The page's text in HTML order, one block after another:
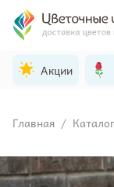
Акции
Главная /